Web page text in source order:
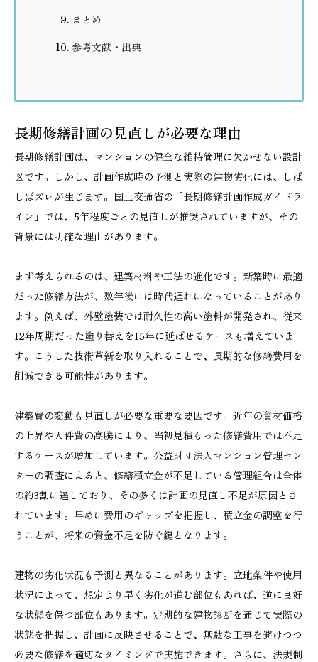
まとめ
参考文献・出典
長期修繕計画の見直しが必要な理由
長期修繕計画は、マンションの健全な維持管理に欠かせない設計
図です。しかし、計画作成時の予測と実際の建物劣化には、しば
しばズレが生じます。国土交通省の「長期修繕計画作成ガイドラ
イン」では、5年程度ごとの見直しが推奨されていますが、その
背景には明確な理由があります。
まず考えられるのは、建築材料や工法の進化です。新築時に最適
だった修繕方法が、数年後には時代遅れになっていることがあり
ます。例えば、外壁塗装では耐久性の高い塗料が開発され、従来
12年周期だった塗り替えを15年に延ばせるケースも増えていま
す。こうした技術革新を取り入れることで、長期的な修繕費用を
削減できる可能性があります。
建築費の変動も見直しが必要な重要な要因です。近年の資材価格
の上昇や人件費の高騰により、当初見積もった修繕費用では不足
するケースが増加しています。公益財団法人マンション管理セン
ターの調査によると、修繕積立金が不足している管理組合は全体
の約3割に達しており、その多くは計画の見直し不足が原因とさ
れています。早めに費用のギャップを把握し、積立金の調整を行
うことが、将来の資金不足を防ぐ鍵となります。
建物の劣化状況も予測と異なることがあります。立地条件や使用
状況によって、想定より早く劣化が進む部位もあれば、逆に良好
な状態を保つ部位もあります。定期的な建物診断を通じて実際の
状態を把握し、計画に反映させることで、無駄な工事を避けつつ
必要な修繕を適切なタイミングで実施できます。さらに、法規制